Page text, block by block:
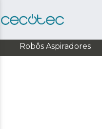
Robôs Aspiradores